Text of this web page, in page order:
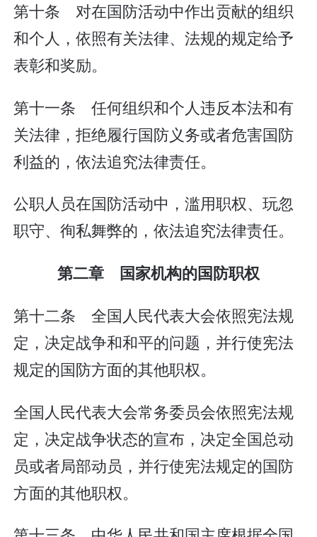
第十条 对在国防活动中作出贡献的组织
和个人，依照有关法律、法规的规定给予
表彰和奖励。
第十一条 任何组织和个人违反本法和有
关法律，拒绝履行国防义务或者危害国防
利益的，依法追究法律责任。
公职人员在国防活动中，滥用职权、玩忽
职守、徇私舞弊的，依法追究法律责任。
第二章 国家机构的国防职权
第十二条 全国人民代表大会依照宪法规
定，决定战争和和平的问题，并行使宪法
规定的国防方面的其他职权。
全国人民代表大会常务委员会依照宪法规
定，决定战争状态的宣布，决定全国总动
员或者局部动员，并行使宪法规定的国防
方面的其他职权。